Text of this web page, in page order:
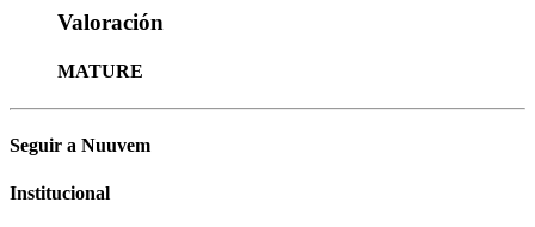
Valoración
MATURE
Seguir a Nuuvem
Institucional